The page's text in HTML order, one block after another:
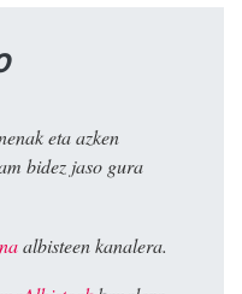
eta azken
bidez jaso gura
albisteen kanalera.